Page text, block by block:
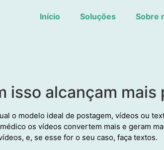
Início Soluções Sobre
isso alcançam mais
o modelo ideal de postagem, vídeos ou
os vídeos convertem mais e geram
e, se esse for o seu caso, faça textos.